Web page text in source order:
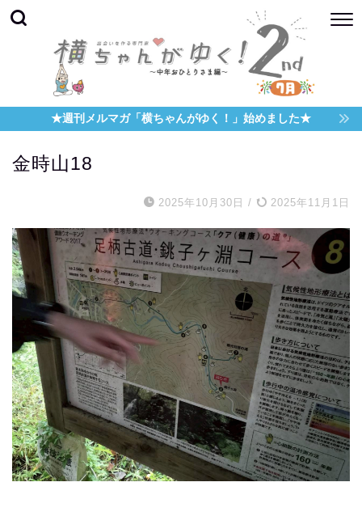
★週刊メルマガ「横ちゃんがゆく！」始めました★
金時山18
2025年10月30日 / 2025年11月1日